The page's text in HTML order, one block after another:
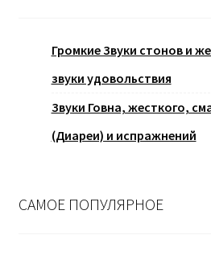
Громкие Звуки стонов и
звуки удовольствия
Звуки Говна, жесткого,
(Диареи) и испражнений
САМОЕ ПОПУЛЯРНОЕ